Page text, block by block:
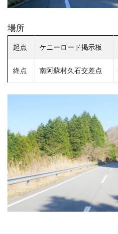
場所
起点 ケニーロード掲示板
終点 南阿蘇村久石交差点